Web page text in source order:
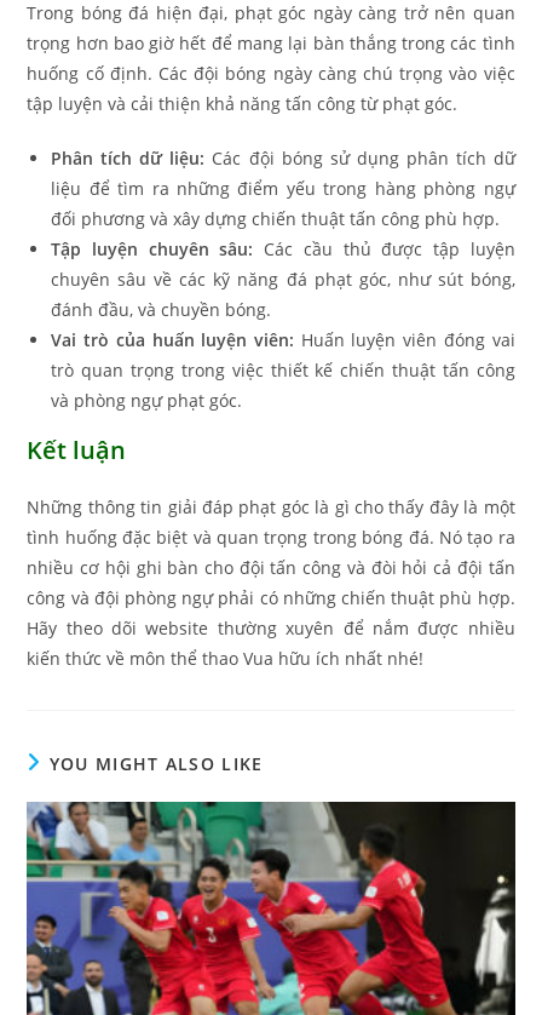
Trong bóng đá hiện đại, phạt góc ngày càng trở nên quan
trọng hơn bao giờ hết để mang lại bàn thắng trong các tình
huống cố định. Các đội bóng ngày càng chú trọng vào việc
tập luyện và cải thiện khả năng tấn công từ phạt góc.
Phân tích dữ liệu: Các đội bóng sử dụng phân tích dữ
liệu để tìm ra những điểm yếu trong hàng phòng ngự
đối phương và xây dựng chiến thuật tấn công phù hợp.
Tập luyện chuyên sâu: Các cầu thủ được tập luyện
chuyên sâu về các kỹ năng đá phạt góc, như sút bóng,
đánh đầu, và chuyền bóng.
Vai trò của huấn luyện viên: Huấn luyện viên đóng vai
trò quan trọng trong việc thiết kế chiến thuật tấn công
và phòng ngự phạt góc.
Kết luận
Những thông tin giải đáp phạt góc là gì cho thấy đây là một
tình huống đặc biệt và quan trọng trong bóng đá. Nó tạo ra
nhiều cơ hội ghi bàn cho đội tấn công và đòi hỏi cả đội tấn
công và đội phòng ngự phải có những chiến thuật phù hợp.
Hãy theo dõi website thường xuyên để nắm được nhiều
kiến thức về môn thể thao Vua hữu ích nhất nhé!
YOU MIGHT ALSO LIKE